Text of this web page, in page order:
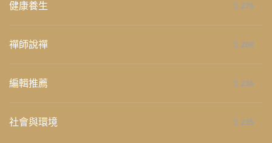
健康養生 276
禪師說禪 268
編輯推薦 236
社會與環境 235